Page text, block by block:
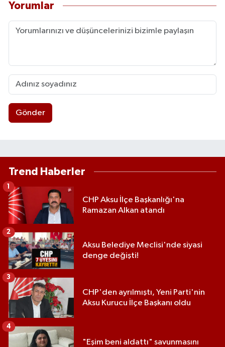
Yorumlar
Gönder
Trend Haberler
CHP Aksu İlçe Başkanlığı'na
Ramazan Alkan atandı
1
Aksu Belediye Meclisi'nde siyasi
denge değişti!
2
CHP'den ayrılmıştı, Yeni Parti'nin
Aksu Kurucu İlçe Başkanı oldu
3
"Eşim beni aldattı" savunmasını
4